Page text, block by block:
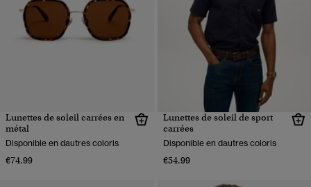
Lunettes de soleil carrées en
métal
Disponible en dautres coloris
€74.99
Lunettes de soleil de sport
carrées
Disponible en dautres coloris
€54.99